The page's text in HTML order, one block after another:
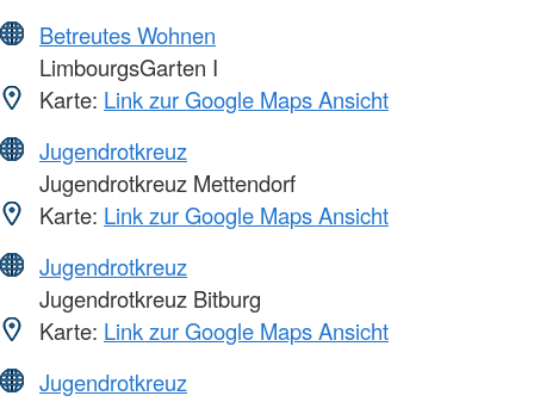
Betreutes Wohnen
LimbourgsGarten I
Karte: Link zur Google Maps Ansicht
Jugendrotkreuz
Jugendrotkreuz Mettendorf
Karte: Link zur Google Maps Ansicht
Jugendrotkreuz
Jugendrotkreuz Bitburg
Karte: Link zur Google Maps Ansicht
Jugendrotkreuz